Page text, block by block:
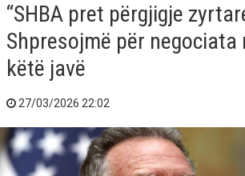
“SHBA pret përgjigje
Shpresojmë për negociata
këtë javë
27/03/2026 22:02